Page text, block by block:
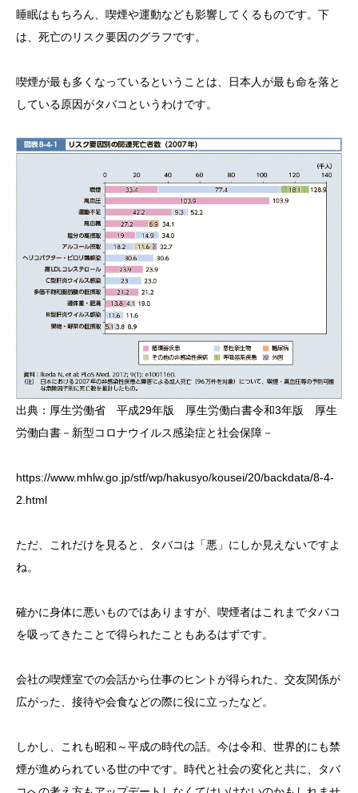
睡眠はもちろん、喫煙や運動なども影響してくるものです。下
は、死亡のリスク要因のグラフです。
喫煙が最も多くなっているということは、日本人が最も命を落と
している原因がタバコというわけです。
出典：厚生労働省 平成29年版 厚生労働白書令和3年版 厚生
労働白書－新型コロナウイルス感染症と社会保障－
https://www.mhlw.go.jp/stf/wp/hakusyo/kousei/20/backdata/8-4-
2.html
ただ、これだけを見ると、タバコは「悪」にしか見えないですよ
ね。
確かに身体に悪いものではありますが、喫煙者はこれまでタバコ
を吸ってきたことで得られたこともあるはずです。
会社の喫煙室での会話から仕事のヒントが得られた、交友関係が
広がった、接待や会食などの際に役に立ったなど。
しかし、これも昭和～平成の時代の話。今は令和、世界的にも禁
煙が進められている世の中です。時代と社会の変化と共に、タバ